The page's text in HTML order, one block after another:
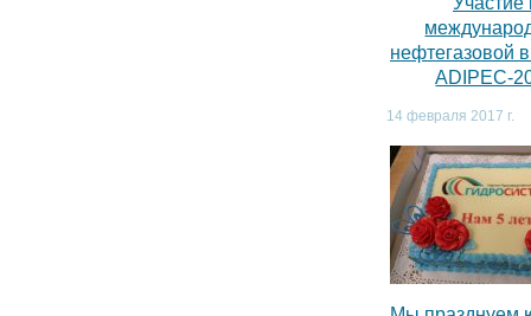
нефтегазовой
ADIPEC-
14 февраля 2017 г.